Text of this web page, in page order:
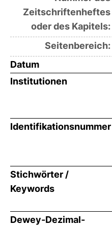
Zeitschriftenheftes
oder des Kapitels:
Seitenbereich:
Datum
Institutionen
Identifikationsnummer
Stichwörter /
Keywords
Dewey-Dezimal-